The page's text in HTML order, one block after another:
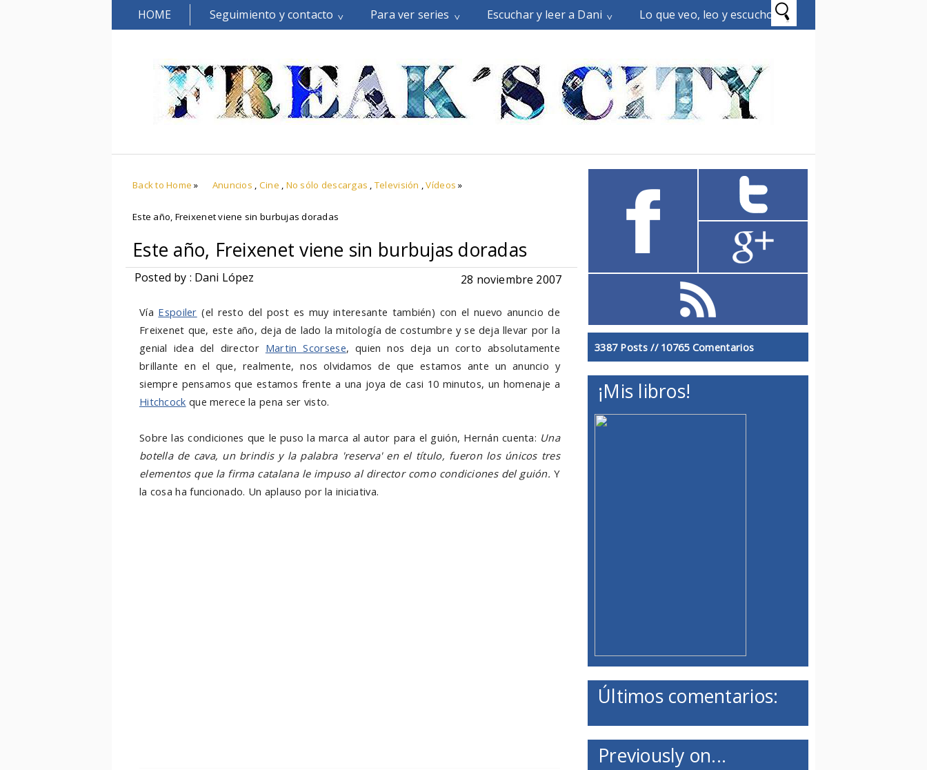
HOME Seguimiento y contacto Para ver series Escuchar y leer a Dani Lo que veo, leo y escucho
Back to Home » Anuncios , Cine , No sólo descargas ,Televisión ,Vídeos »
Este año, Freixenet viene sin burbujas doradas
Este año, Freixenet viene sin burbujas doradas
Posted by : Dani López 28 noviembre 2007
Vía Espoiler (el resto del post es muy interesante también) con el nuevo anuncio de
Freixenet que, este año, deja de lado la mitología de costumbre y se deja llevar por la
genial idea del director Martin Scorsese, quien nos deja un corto absolutamente
brillante en el que, realmente, nos olvidamos de que estamos ante un anuncio y
siempre pensamos que estamos frente a una joya de casi 10 minutos, un homenaje a
Hitchcock que merece la pena ser visto.
Sobre las condiciones que le puso la marca al autor para el guión, Hernán cuenta: Una
botella de cava, un brindis y la palabra 'reserva' en el título, fueron los únicos tres
elementos que la firma catalana le impuso al director como condiciones del guión. Y
la cosa ha funcionado. Un aplauso por la iniciativa.
3387 Posts // 10765 Comentarios
¡Mis libros!
Últimos comentarios:
Previously on...